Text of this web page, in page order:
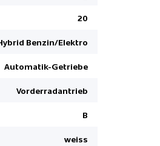
20
Benzin/Elektro
Automatik-Getriebe
Vorderradantrieb
B
weiss